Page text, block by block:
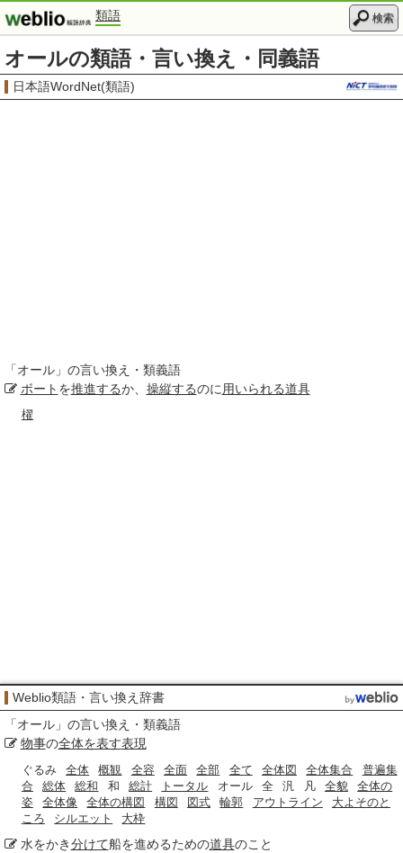
類語 検索
オールの類語・言い換え・同義語
日本語WordNet(類語)
「オール 」の言い換え・類義語
ボート を推進するか、 操縦するのに 用いられる道具
櫂
Weblio類語・言い換え辞書
「オール 」の言い換え・類義語
物事の全体を表す表現
ぐるみ 全体 概観 全容 全面 全部 全て 全体図 全体集合
普遍集
合
総体 総和 和 総計 トータル オール 全 汎 凡 全貌
全体の
姿
全体像 全体の構図 構図 図式 輪郭 アウトライン
大よそのと
ころ
シルエット 大枠
水をかき分けて船を進めるための道具のこと